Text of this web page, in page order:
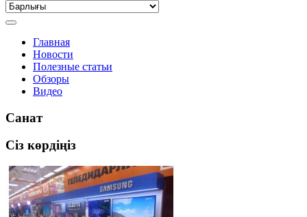
Главная
Новости
Полезные статьи
Обзоры
Видео
Санат
Сіз көрдіңіз